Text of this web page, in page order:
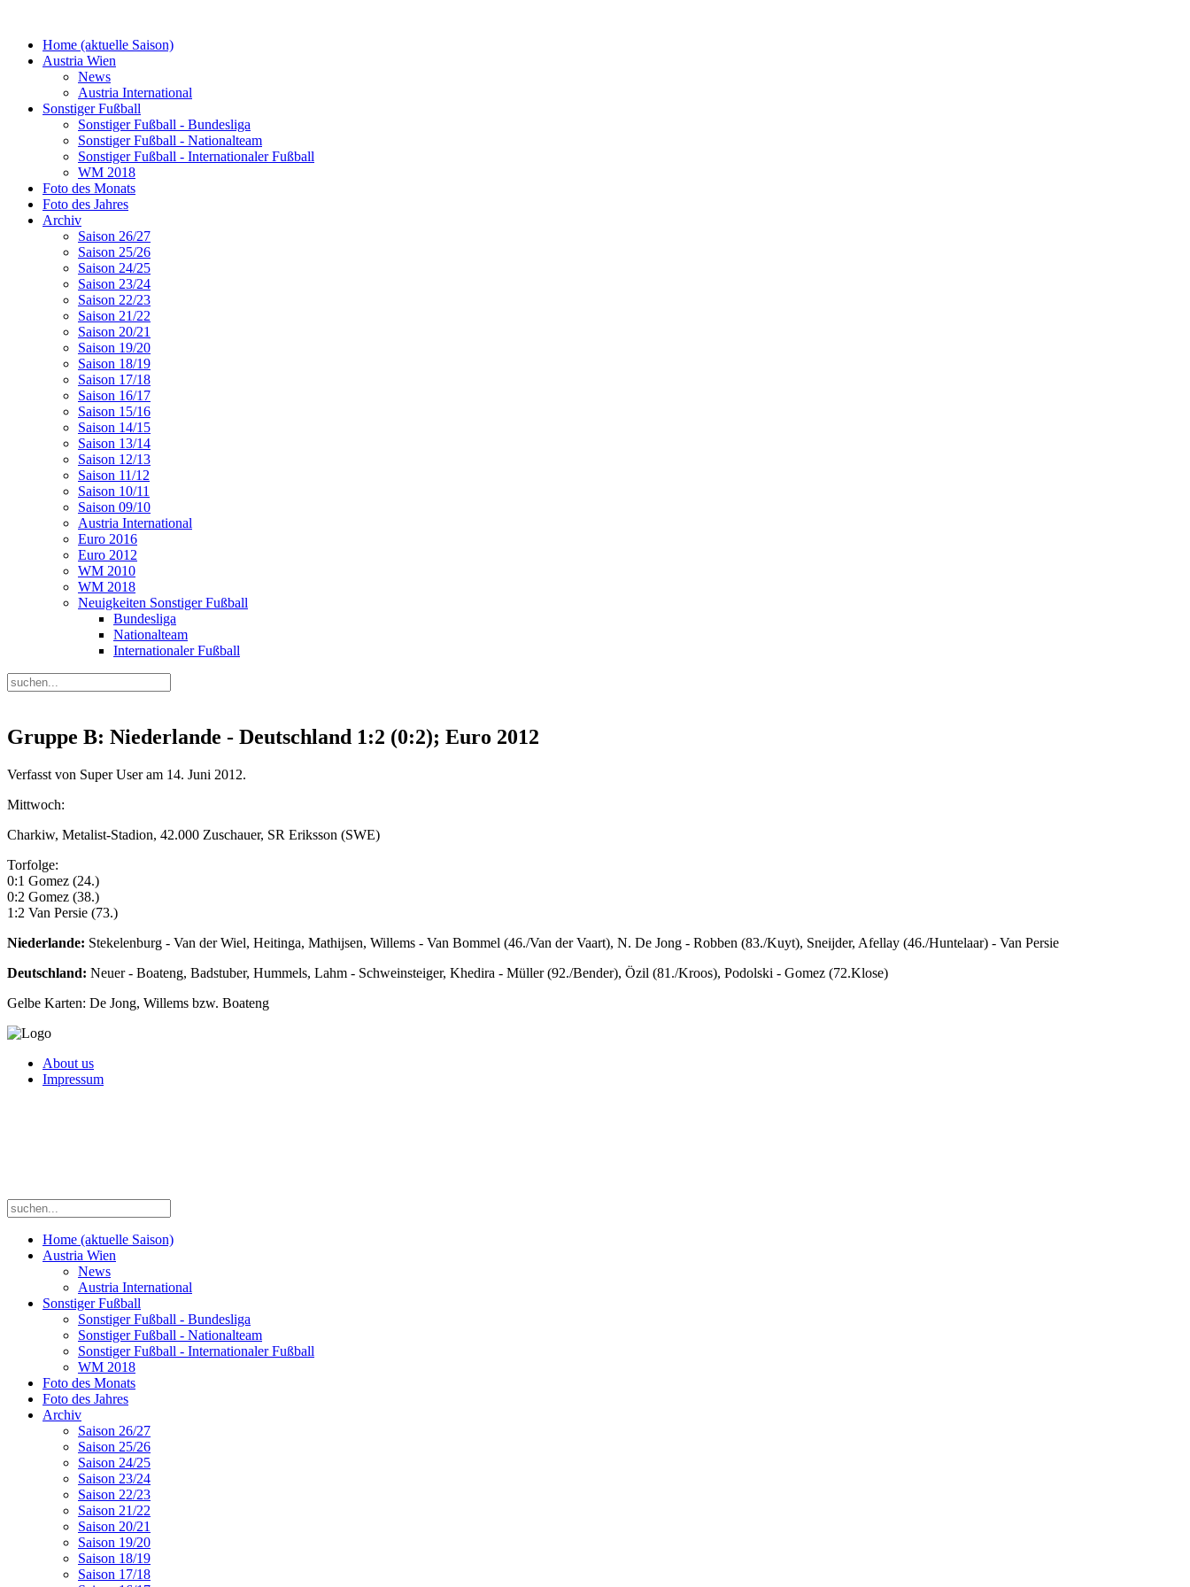
Home (aktuelle Saison)
Austria Wien
News
Austria International
Sonstiger Fußball
Sonstiger Fußball - Bundesliga
Sonstiger Fußball - Nationalteam
Sonstiger Fußball - Internationaler Fußball
WM 2018
Foto des Monats
Foto des Jahres
Archiv
Saison 26/27
Saison 25/26
Saison 24/25
Saison 23/24
Saison 22/23
Saison 21/22
Saison 20/21
Saison 19/20
Saison 18/19
Saison 17/18
Saison 16/17
Saison 15/16
Saison 14/15
Saison 13/14
Saison 12/13
Saison 11/12
Saison 10/11
Saison 09/10
Austria International
Euro 2016
Euro 2012
WM 2010
WM 2018
Neuigkeiten Sonstiger Fußball
Bundesliga
Nationalteam
Internationaler Fußball
Gruppe B: Niederlande - Deutschland 1:2 (0:2); Euro 2012
Verfasst von Super User am 14. Juni 2012.
Mittwoch:
Charkiw, Metalist-Stadion, 42.000 Zuschauer, SR Eriksson (SWE)
Torfolge:
0:1 Gomez (24.)
0:2 Gomez (38.)
1:2 Van Persie (73.)
Niederlande: Stekelenburg - Van der Wiel, Heitinga, Mathijsen, Willems - Van Bommel (46./Van der Vaart), N. De Jong - Robben (83./Kuyt), Sneijder, Afellay (46./Huntelaar) - Van Persie
Deutschland: Neuer - Boateng, Badstuber, Hummels, Lahm - Schweinsteiger, Khedira - Müller (92./Bender), Özil (81./Kroos), Podolski - Gomez (72.Klose)
Gelbe Karten: De Jong, Willems bzw. Boateng
About us
Impressum
Home (aktuelle Saison)
Austria Wien
News
Austria International
Sonstiger Fußball
Sonstiger Fußball - Bundesliga
Sonstiger Fußball - Nationalteam
Sonstiger Fußball - Internationaler Fußball
WM 2018
Foto des Monats
Foto des Jahres
Archiv
Saison 26/27
Saison 25/26
Saison 24/25
Saison 23/24
Saison 22/23
Saison 21/22
Saison 20/21
Saison 19/20
Saison 18/19
Saison 17/18